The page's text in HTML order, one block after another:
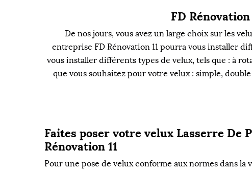
FD
De nos jours, vous avez un large choix sur les
entreprise FD Rénovation 11 pourra vous installer
vous installer différents types de velux, tels que : à
que vous souhaitez pour votre velux : simple,
Faites poser votre velux Lasserre De
Rénovation 11
Pour une pose de velux conforme aux normes dans la